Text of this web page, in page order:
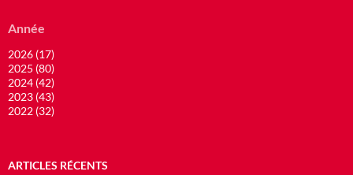
Année
2026 (17)
2025 (80)
2024 (42)
2023 (43)
2022 (32)
ARTICLES RÉCENTS